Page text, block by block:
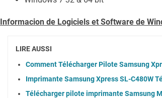
Informacion de Logiciels et Software de
LIRE AUSSI
Comment Télécharger Pilote Samsung
Imprimante Samsung Xpress SL-C480W
Télécharger pilote imprimante Samsung